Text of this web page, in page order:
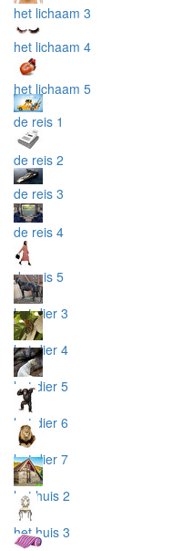
het lichaam 3
het lichaam 4
het lichaam 5
de reis 1
de reis 2
de reis 3
de reis 4
de reis 5
het dier 3
het dier 4
het dier 5
het dier 6
het dier 7
het huis 2
het huis 3